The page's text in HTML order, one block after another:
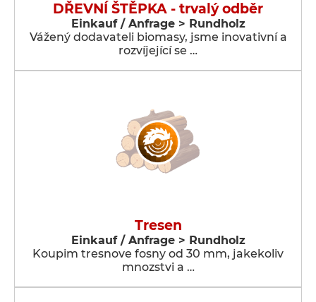
DŘEVNÍ ŠTĚPKA - trvalý odběr
Einkauf / Anfrage > Rundholz
Vážený dodavateli biomasy, jsme inovativní a
rozvíjející se …
Tresen
Einkauf / Anfrage > Rundholz
Koupim tresnove fosny od 30 mm, jakekoliv
mnozstvi a …